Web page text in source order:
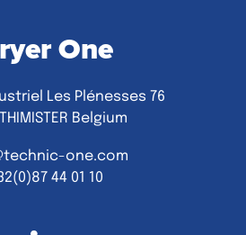
One
Les Plénesses 76
Belgium
one.com
44 01 10